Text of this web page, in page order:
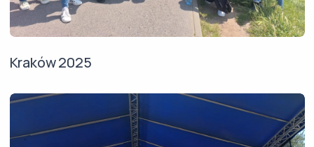
Kraków 2025